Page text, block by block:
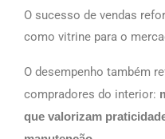
O sucesso de vendas
como vitrine para o
O desempenho também
compradores do interior:
que valorizam